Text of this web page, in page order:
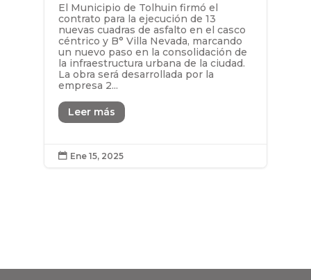
El Municipio de Tolhuin firmó el
contrato para la ejecución de 13
nuevas cuadras de asfalto en el casco
céntrico y B° Villa Nevada, marcando
un nuevo paso en la consolidación de
la infraestructura urbana de la ciudad.
La obra será desarrollada por la
empresa 2...
Leer más
 Ene 15, 2025